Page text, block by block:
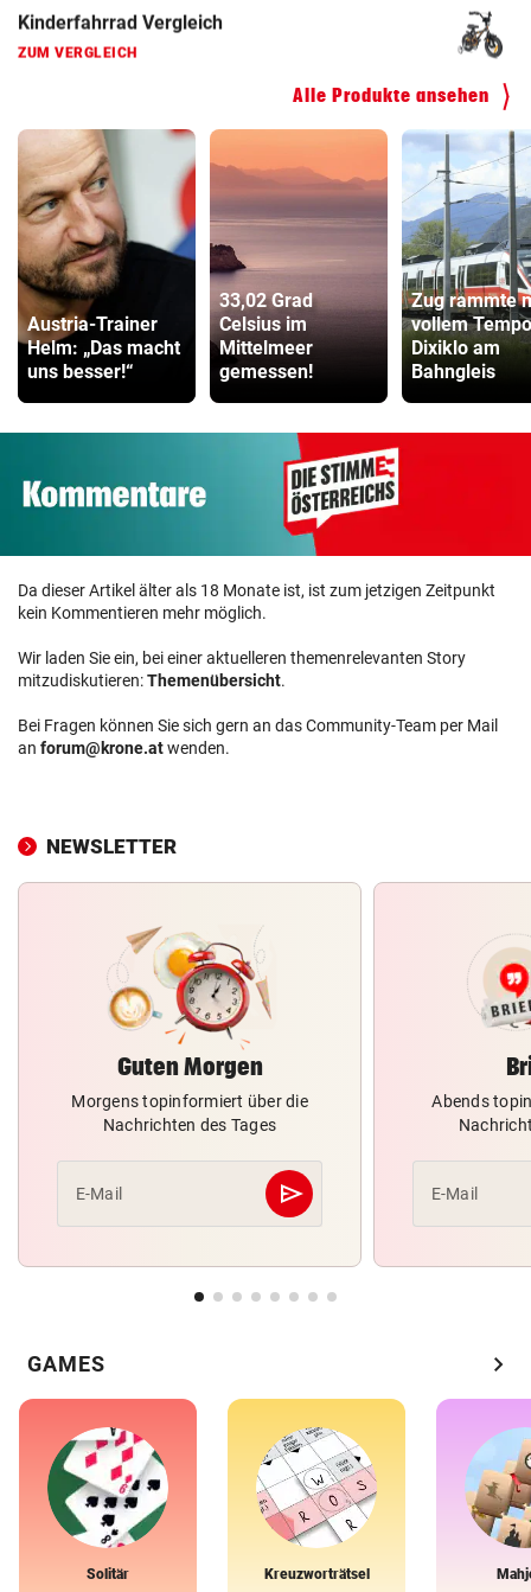
Kinderfahrrad Vergleich
Alle Produkte ansehen
Austria-Trainer
Helm: „Das macht
uns besser!“
33,02 Grad
Celsius im
Mittelmeer
gemessen!
Zug rammte
vollem Tempo
Dixiklo am
Bahngleis
Da dieser Artikel älter als 18 Monate ist, ist zum jetzigen Zeitpunkt
kein Kommentieren mehr möglich.
Wir laden Sie ein, bei einer aktuelleren themenrelevanten Story
mitzudiskutieren:Themenübersicht.
Bei Fragen können Sie sich gern an das Community-Team per Mail
an forum@krone.atwenden.
NEWSLETTER
Guten Morgen
Morgens topinformiert über die
Nachrichten des Tages
E-Mail send
Abschicken
Abends
E-Mail
GAMES chevron_right
Solitär Kreuzworträtsel